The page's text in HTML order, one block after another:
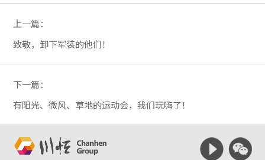
上一篇：
致敬，卸下军装的他们！
下一篇：
有阳光、微风、草地的运动会，我们玩嗨了！